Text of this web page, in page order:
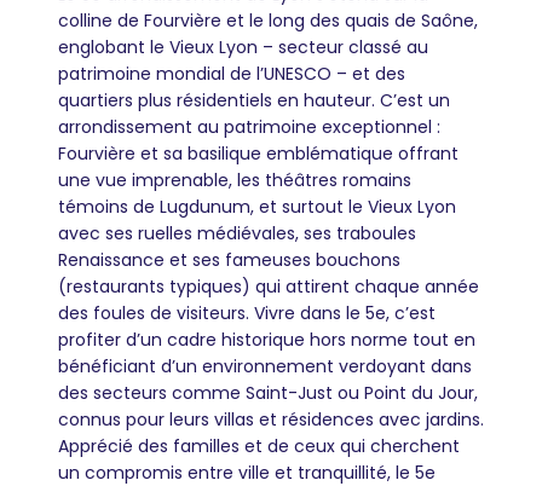
colline de Fourvière et le long des quais de Saône,
englobant le Vieux Lyon – secteur classé au
patrimoine mondial de l’UNESCO – et des
quartiers plus résidentiels en hauteur. C’est un
arrondissement au patrimoine exceptionnel :
Fourvière et sa basilique emblématique offrant
une vue imprenable, les théâtres romains
témoins de Lugdunum, et surtout le Vieux Lyon
avec ses ruelles médiévales, ses traboules
Renaissance et ses fameuses bouchons
(restaurants typiques) qui attirent chaque année
des foules de visiteurs. Vivre dans le 5e, c’est
profiter d’un cadre historique hors norme tout en
bénéficiant d’un environnement verdoyant dans
des secteurs comme Saint-Just ou Point du Jour,
connus pour leurs villas et résidences avec jardins.
Apprécié des familles et de ceux qui cherchent
un compromis entre ville et tranquillité, le 5e